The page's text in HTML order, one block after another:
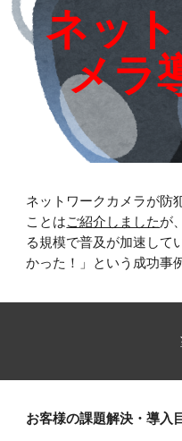
ネッ
メラ
ネットワークカメラが防
ことはご紹介しましたが
る規模で普及が加速して
かった！」という成功事
お客様の課題解決・導入